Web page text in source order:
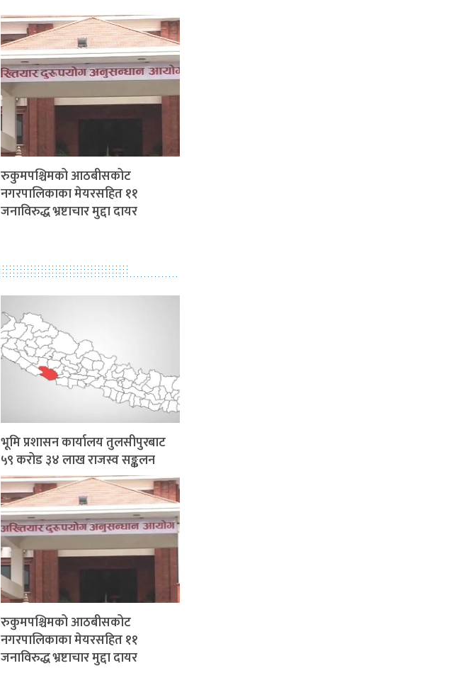
रुकुमपश्चिमको आठबीसकोट
नगरपालिकाका मेयरसहित ११
जनाविरुद्ध भ्रष्टाचार मुद्दा दायर
भूमि प्रशासन कार्यालय तुलसीपुरबाट
५९ करोड ३४ लाख राजस्व सङ्कलन
रुकुमपश्चिमको आठबीसकोट
नगरपालिकाका मेयरसहित ११
जनाविरुद्ध भ्रष्टाचार मुद्दा दायर